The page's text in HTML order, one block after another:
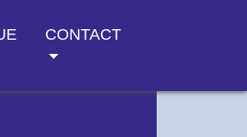
CONTACT